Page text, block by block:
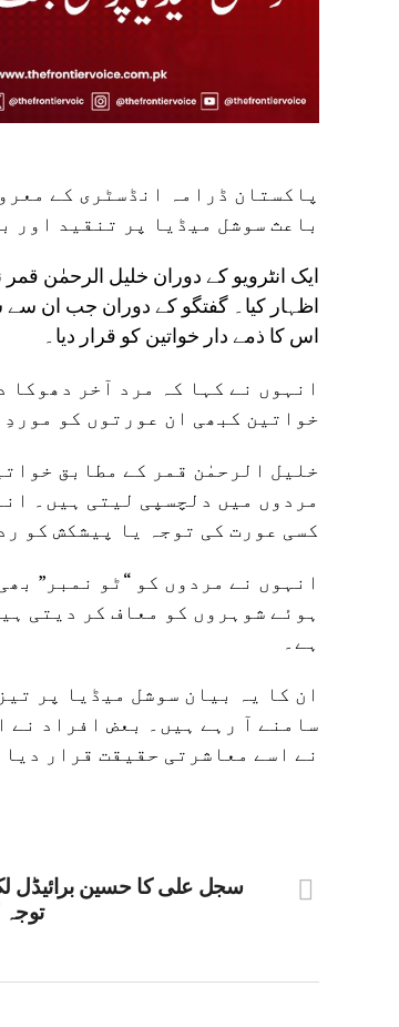
پاکستان ڈرامہ انڈسٹری کے
باعث سوشل میڈیا پر تنقید اور
ایک انٹرویو کے دوران خلیل الرحمٰن
اظہار کیا۔ گفتگو کے دوران جب ان سے
اس کا ذمے دار خواتین کو قرار دیا۔
انہوں نے کہا کہ مرد آخر
خواتین کبھی ان عورتوں کو
خلیل الرحمٰن قمر کے مطابق
مردوں میں دلچسپی لیتی ہیں۔
کسی عورت کی توجہ یا پیشکش کو
انہوں نے مردوں کو “ٹو نمبر”
ہوئے شوہروں کو معاف کر دیتی
ہے۔
ان کا یہ بیان سوشل میڈیا پر
سامنے آ رہے ہیں۔ بعض افراد نے
نے اسے معاشرتی حقیقت قرار دیا
سجل علی کا حسین برائیڈل
توجہ